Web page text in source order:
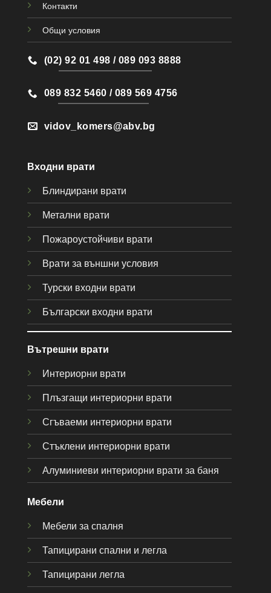
Контакти
Общи условия
(02) 92 01 498 / 089 093 8888
089 832 5460 / 089 569 4756
vidov_komers@abv.bg
Входни врати
Блиндирани врати
Метални врати
Пожароустойчиви врати
Врати за външни условия
Турски входни врати
Български входни врати
Вътрешни врати
Интериорни врати
Плъзгащи интериорни врати
Сгъваеми интериорни врати
Стъклени интериорни врати
Алуминиеви интериорни врати за баня
Мебели
Мебели за спалня
Тапицирани спални и легла
Тапицирани легла